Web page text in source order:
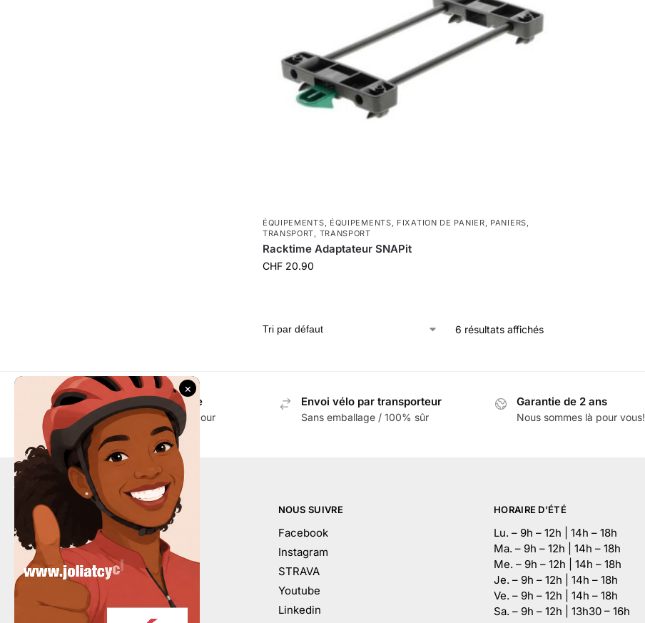
ÉQUIPEMENTS, ÉQUIPEMENTS, FIXATION DE PANIER, PANIERS,
TRANSPORT, TRANSPORT
Racktime Adaptateur SNAPit
CHF20.90
6 résultats affichés
Envoi gratuit en Suisse
Dès CHF 100.- d'achat pour
accessoires
Envoi vélo par transporteur
Sans emballage / 100% sûr
Garantie de 2 ans
Nous sommes là pour vous!
Mon compte
Contactez-nous
Conditions générales
À votre service
Calendrier
NOUS SUIVRE
Facebook
Instagram
STRAVA
Youtube
Linkedin
HORAIRE D’ÉTÉ
Lu. – 9h – 12h | 14h – 18h
Ma. – 9h – 12h | 14h – 18h
Me. – 9h – 12h | 14h – 18h
Je. – 9h – 12h | 14h – 18h
Ve. – 9h – 12h | 14h – 18h
Sa. – 9h – 12h | 13h30 – 16h